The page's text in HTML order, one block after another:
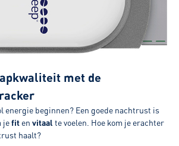
met de
energie beginnen? Een goede nachtrust is
jefit en vitaal te voelen. Hoe kom je erachter
haalt?